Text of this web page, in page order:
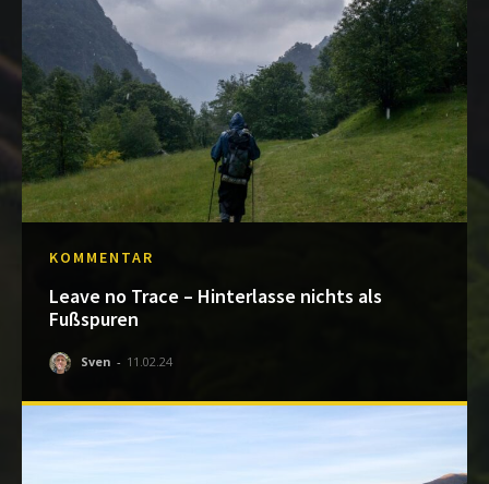
KOMMENTAR
Leave no Trace – Hinterlasse nichts als
Fußspuren
Sven - 11.02.24